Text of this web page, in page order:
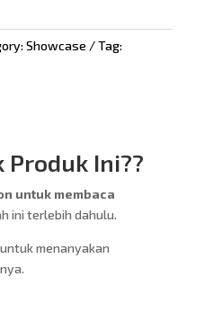
Showcase
Tag:
Produk Ini??
untuk membaca
ini terlebih dahulu.
menanyakan